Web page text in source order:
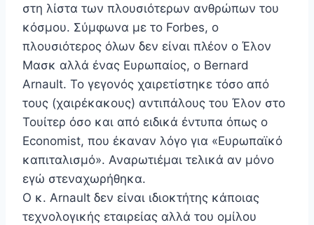
στη λίστα των πλουσιότερων ανθρώπων του
κόσμου. Σύμφωνα με το Forbes, ο
πλουσιότερος όλων δεν είναι πλέον ο Έλον
Μασκ αλλά ένας Ευρωπαίος, ο Bernard
Arnault. Το γεγονός χαιρετίστηκε τόσο από
τους (χαιρέκακους) αντιπάλους του Έλον στο
Τουίτερ όσο και από ειδικά έντυπα όπως ο
Economist, που έκαναν λόγο για «Ευρωπαϊκό
καπιταλισμό». Αναρωτιέμαι τελικά αν μόνο
εγώ στεναχωρήθηκα.
Ο κ. Arnault δεν είναι ιδιοκτήτης κάποιας
τεχνολογικής εταιρείας αλλά του ομίλου